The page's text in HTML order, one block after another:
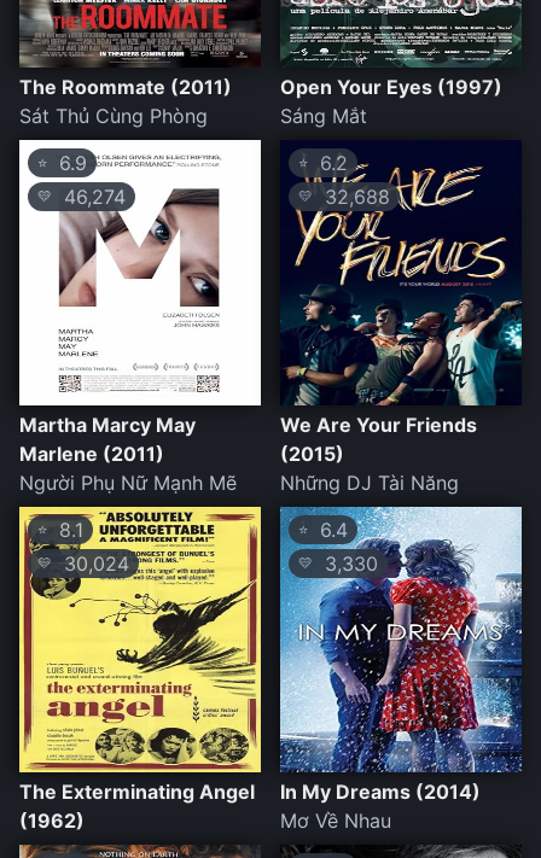
The Roommate (2011)
Sát Thủ Cùng Phòng
Open Your Eyes (1997)
Sáng Mắt
⭐ 6.9
💛 46,274
Martha Marcy May
Marlene (2011)
Người Phụ Nữ Mạnh Mẽ
⭐ 6.2
💛 32,688
We Are Your Friends
(2015)
Những DJ Tài Năng
⭐ 8.1
💛 30,024
The Exterminating Angel
(1962)
⭐ 6.4
💛 3,330
In My Dreams (2014)
Mơ Về Nhau